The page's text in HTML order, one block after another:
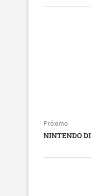
Próximo
NINTENDO